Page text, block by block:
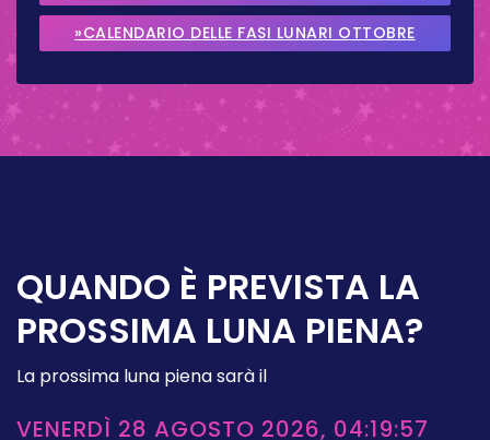
2026
»CALENDARIO DELLE FASI LUNARI OTTOBRE
QUANDO È PREVISTA LA
PROSSIMA LUNA PIENA?
La prossima luna piena sarà il
VENERDÌ 28 AGOSTO 2026, 04:19:57